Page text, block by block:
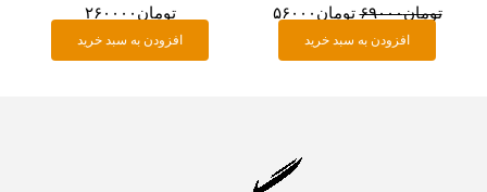
تومان۶۹۰۰۰ تومان۵۶۰۰۰
افزودن به سبد خرید
تومان۲۶۰۰۰۰
افزودن به سبد خرید